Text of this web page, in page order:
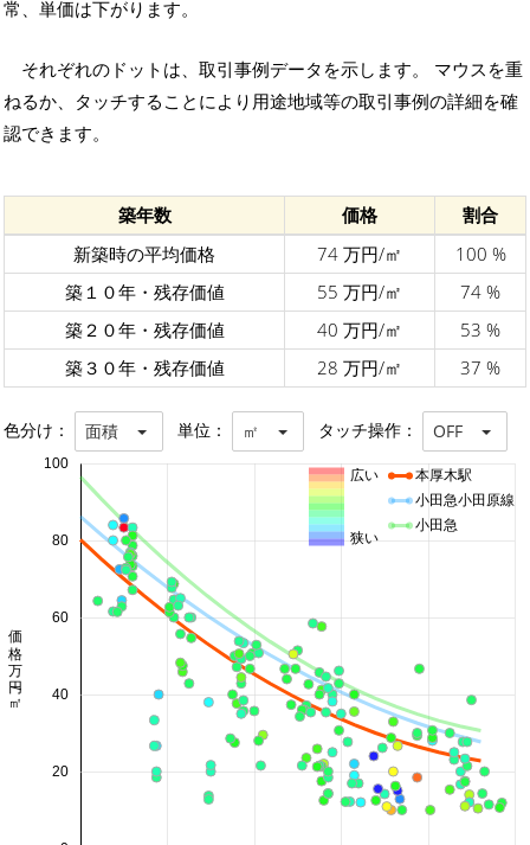
常、単価は下がります。
それぞれのドットは、取引事例データを示します。 マウスを重
ねるか、タッチすることにより用途地域等の取引事例の詳細を確
認できます。
築年数 価格
割合
新築時の平均価格
74 万円/㎡
100 %
築１０年・残存価値
55 万円/㎡
74 %
築２０年・残存価値
40 万円/㎡
53 %
築３０年・残存価値
28 万円/㎡ 37 %
色分け： 面積 単位： ㎡ タッチ操作： OFF
20
40
60
80
100
価格 万円/㎡
本厚木駅
小田急小田原線
小田急
広い
狭い